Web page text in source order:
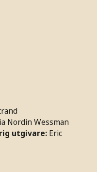
Nordin Wessman
utgivare: Eric